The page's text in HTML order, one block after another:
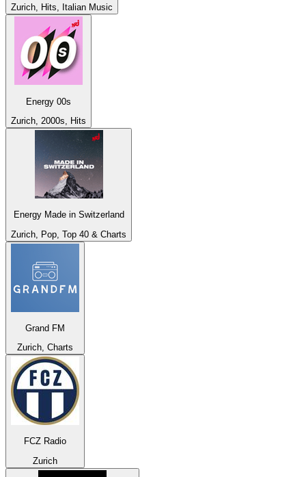
Zurich, Hits, Italian Music
Energy 00s
Zurich, 2000s, Hits
Energy Made in Switzerland
Zurich, Pop, Top 40 & Charts
Grand FM
Zurich, Charts
FCZ Radio
Zurich